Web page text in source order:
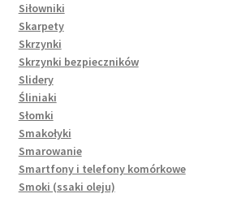
Siłowniki
Skarpety
Skrzynki
Skrzynki bezpieczników
Slidery
Śliniaki
Słomki
Smakołyki
Smarowanie
Smartfony i telefony komórkowe
Smoki (ssaki oleju)